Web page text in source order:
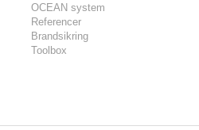
OCEAN system
Referencer
Brandsikring
Toolbox